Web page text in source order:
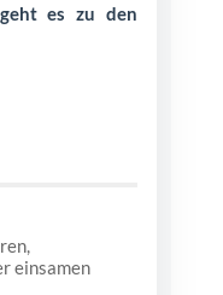
es zu den
einsamen